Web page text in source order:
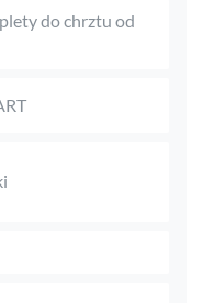
do chrztu od